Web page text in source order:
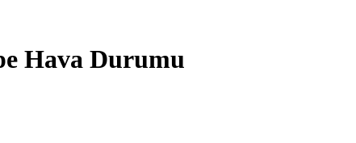
Hava Durumu